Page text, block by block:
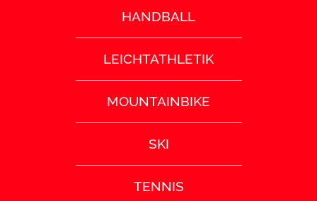
HANDBALL
LEICHTATHLETIK
MOUNTAINBIKE
SKI
TENNIS